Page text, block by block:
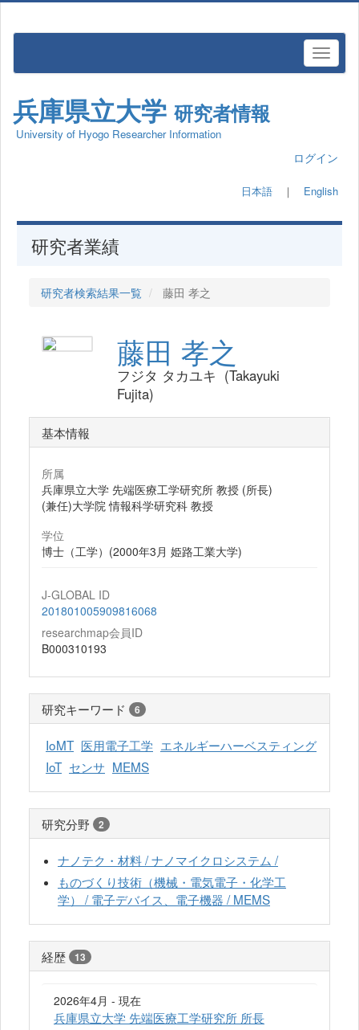
兵庫県立大学 研究者情報
University of Hyogo Researcher Information
ログイン
日本語 ｜ English
研究者業績
研究者検索結果一覧 藤田 孝之
藤田 孝之
フジタ タカユキ (Takayuki
Fujita)
基本情報
所属
兵庫県立大学 先端医療工学研究所 教授 (所長)
(兼任)大学院 情報科学研究科 教授
学位
博士（工学）(2000年3月 姫路工業大学)
J-GLOBAL ID
201801005909816068
researchmap会員ID
B000310193
研究キーワード 6
IoMT 医用電子工学 エネルギーハーベスティング
IoT センサ MEMS
研究分野 2
ナノテク・材料 / ナノマイクロシステム /
ものづくり技術（機械・電気電子・化学工
学） / 電子デバイス、電子機器 / MEMS
経歴 13
2026年4月 - 現在
兵庫県立大学 先端医療工学研究所 所長